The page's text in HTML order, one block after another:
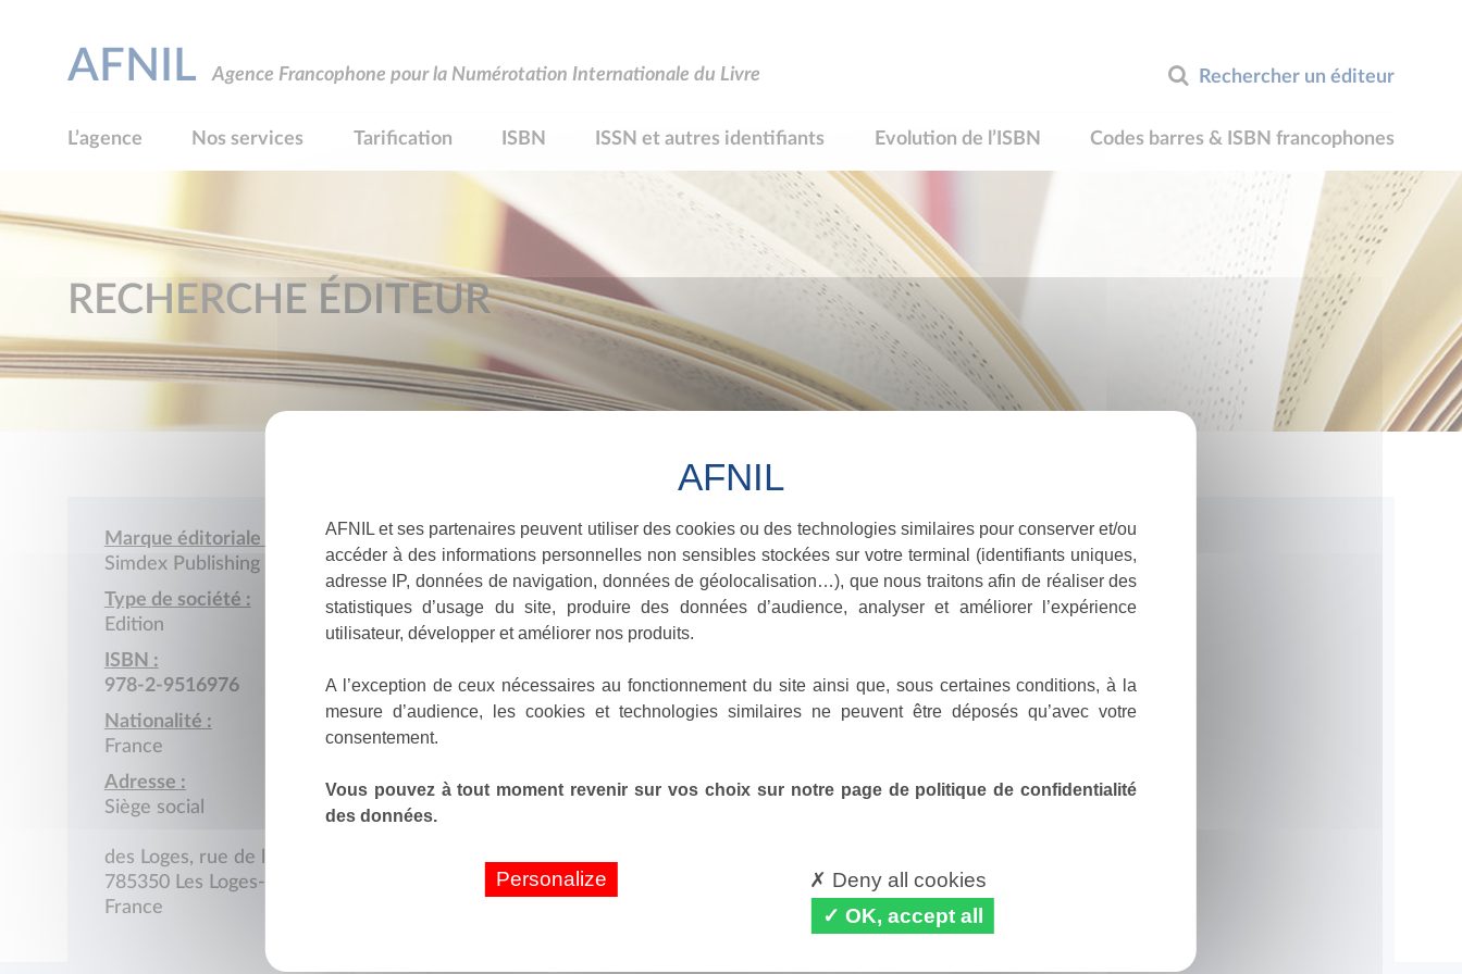
Rechercher un éditeur
AFNIL Agence Francophone pour la Numérotation Internationale du Livre
L’agence Nos services Tarification ISBN ISSN et autres identifiants Evolution de l’ISBN Codes barres & ISBN francophones
RECHERCHE ÉDITEUR
Marque éditoriale :
Simdex Publishing
Type de société :
Edition
ISBN :
978-2-9516976
Nationalité :
France
Adresse :
Siège social
des Loges, rue de la Croix-Blanche
785350 Les Loges-en-Josas
France
AFNIL et ses partenaires peuvent utiliser des cookies ou des technologies similaires pour conserver et/ou
accéder à des informations personnelles non sensibles stockées sur votre terminal (identifiants uniques,
adresse IP, données de navigation, données de géolocalisation…), que nous traitons afin de réaliser des
statistiques d’usage du site, produire des données d’audience, analyser et améliorer l’expérience
utilisateur, développer et améliorer nos produits.
A l’exception de ceux nécessaires au fonctionnement du site ainsi que, sous certaines conditions, à la
mesure d’audience, les cookies et technologies similaires ne peuvent être déposés qu’avec votre
consentement.
Vous pouvez à tout moment revenir sur vos choix sur notre page de politique de confidentialité
des données.
Personalize
Deny all cookies
OK, accept all